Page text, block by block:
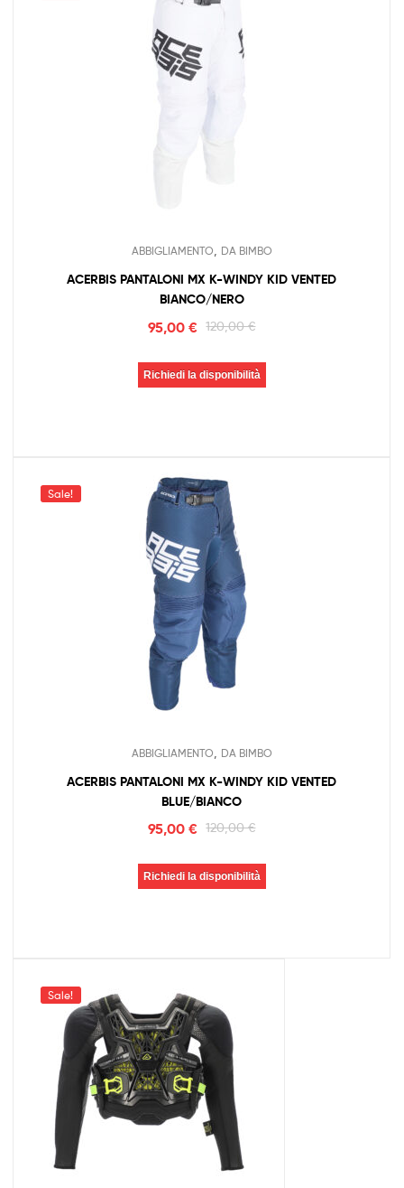
ABBIGLIAMENTO DA BIMBO
ACERBIS PANTALONI MX K-WINDY KID VENTED
BIANCO/NERO
120,00€
95,00 €
Richiedi la disponibilità
Sale!
ABBIGLIAMENTO DA BIMBO
ACERBIS PANTALONI MX K-WINDY KID VENTED
BLUE/BIANCO
120,00€
95,00 €
Richiedi la disponibilità
Sale!